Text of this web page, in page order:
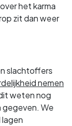
het karma
zit dan weer
slachtoffers
nemen
weten nog
gegeven. We
lagen